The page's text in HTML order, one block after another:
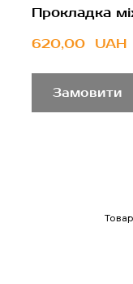
Прокладка
620,00  UAH
Замовити